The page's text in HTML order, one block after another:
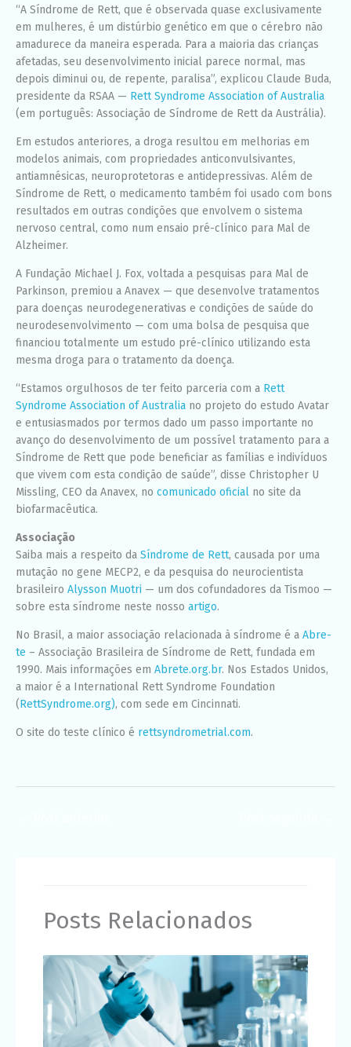
“A Síndrome de Rett, que é observada quase exclusivamente
em mulheres, é um distúrbio genético em que o cérebro não
amadurece da maneira esperada. Para a maioria das crianças
afetadas, seu desenvolvimento inicial parece normal, mas
depois diminui ou, de repente, paralisa”, explicou Claude Buda,
presidente da RSAA — Rett Syndrome Association of Australia
(em português: Associação de Síndrome de Rett da Austrália).
Em estudos anteriores, a droga resultou em melhorias em
modelos animais, com propriedades anticonvulsivantes,
antiamnésicas, neuroprotetoras e antidepressivas. Além de
Síndrome de Rett, o medicamento também foi usado com bons
resultados em outras condições que envolvem o sistema
nervoso central, como num ensaio pré-clínico para Mal de
Alzheimer.
A Fundação Michael J. Fox, voltada a pesquisas para Mal de
Parkinson, premiou a Anavex — que desenvolve tratamentos
para doenças neurodegenerativas e condições de saúde do
neurodesenvolvimento — com uma bolsa de pesquisa que
financiou totalmente um estudo pré-clínico utilizando esta
mesma droga para o tratamento da doença.
“Estamos orgulhosos de ter feito parceria com a Rett
Syndrome Association of Australia no projeto do estudo Avatar
e entusiasmados por termos dado um passo importante no
avanço do desenvolvimento de um possível tratamento para a
Síndrome de Rett que pode beneficiar as famílias e indivíduos
que vivem com esta condição de saúde”, disse Christopher U
Missling, CEO da Anavex, no comunicado oficial no site da
biofarmacêutica.
Associação
Saiba mais a respeito da Síndrome de Rett, causada por uma
mutação no gene MECP2, e da pesquisa do neurocientista
brasileiro Alysson Muotri — um dos cofundadores da Tismoo —
sobre esta síndrome neste nosso artigo.
No Brasil, a maior associação relacionada à síndrome é a Abre-
te – Associação Brasileira de Síndrome de Rett, fundada em
1990. Mais informações em Abrete.org.br. Nos Estados Unidos,
a maior é a International Rett Syndrome Foundation
(RettSyndrome.org), com sede em Cincinnati.
O site do teste clínico é rettsyndrometrial.com.
Posts Relacionados